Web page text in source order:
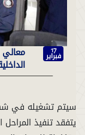
17
فبراير معالي
يتفقد تنفيذ